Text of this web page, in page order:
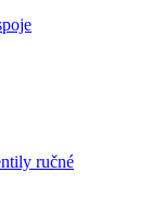
ručné